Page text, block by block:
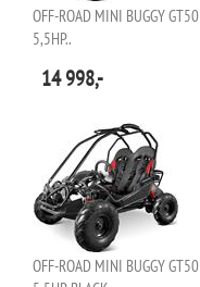
OFF-ROAD MINI BUGGY GT50
5,5HP..
14 998,-
OFF-ROAD MINI BUGGY GT50